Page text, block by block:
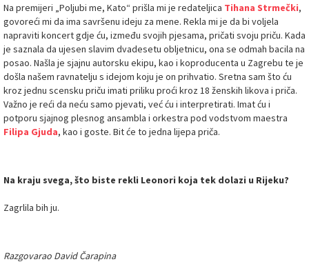
Na premijeri „Poljubi me, Kato“ prišla mi je redateljica Tihana Strmečki,
govoreći mi da ima savršenu ideju za mene. Rekla mi je da bi voljela
napraviti koncert gdje ću, između svojih pjesama, pričati svoju priču. Kada
je saznala da ujesen slavim dvadesetu obljetnicu, ona se odmah bacila na
posao. Našla je sjajnu autorsku ekipu, kao i koproducenta u Zagrebu te je
došla našem ravnatelju s idejom koju je on prihvatio. Sretna sam što ću
kroz jednu scensku priču imati priliku proći kroz 18 ženskih likova i priča.
Važno je reći da neću samo pjevati, već ću i interpretirati. Imat ću i
potporu sjajnog plesnog ansambla i orkestra pod vodstvom maestra
Filipa Gjuda, kao i goste. Bit će to jedna lijepa priča.
Na kraju svega, što biste rekli Leonori koja tek dolazi u Rijeku?
Zagrlila bih ju.
Razgovarao David Čarapina